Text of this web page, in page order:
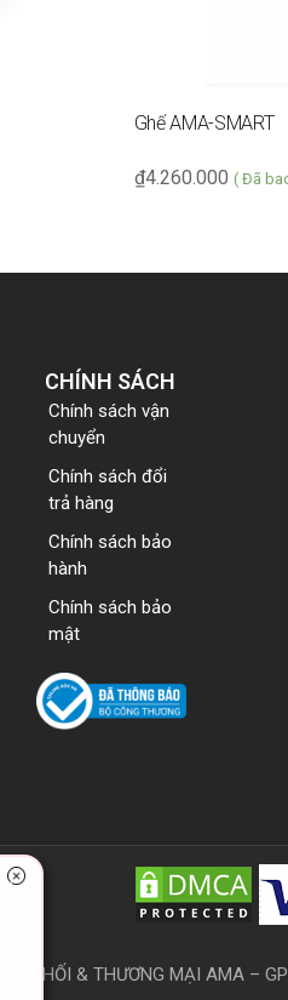
Ghế AMA-SMART
4.260.000
₫ ( Đã
CHÍNH SÁCH
Chính sách vận
chuyển
Chính sách đổi
trả hàng
Chính sách bảo
hành
Chính sách bảo
mật
PHỐI & THƯƠNG MẠI AMA –